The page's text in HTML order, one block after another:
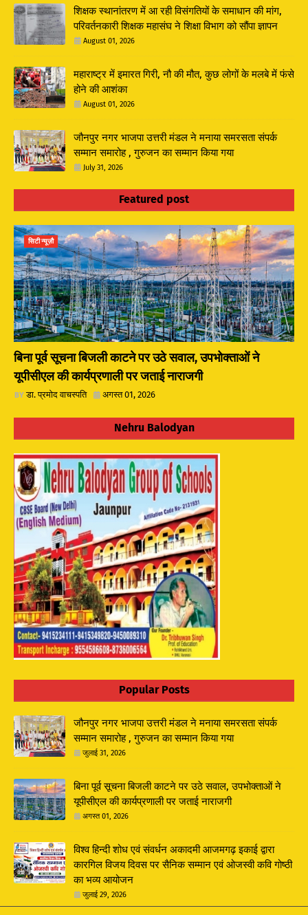
शिक्षक स्थानांतरण में आ रही विसंगतियों के समाधान की मांग,
परिवर्तनकारी शिक्षक महासंघ ने शिक्षा विभाग को सौंपा ज्ञापन
August 01, 2026
महाराष्ट्र में इमारत गिरी, नौ की मौत, कुछ लोगों के मलबे में फंसे
होने की आशंका
August 01, 2026
जौनपुर नगर भाजपा उत्तरी मंडल ने मनाया समरसता संपर्क
सम्मान समारोह , गुरुजन का सम्मान किया गया
July 31, 2026
Featured post
सिटी न्यूज़ौ
बिना पूर्व सूचना बिजली काटने पर उठे सवाल, उपभोक्ताओं ने
यूपीसीएल की कार्यप्रणाली पर जताई नाराजगी
डा. प्रमोद वाचस्पति अगस्त 01, 2026
Nehru Balodyan
Popular Posts
जौनपुर नगर भाजपा उत्तरी मंडल ने मनाया समरसता संपर्क
सम्मान समारोह , गुरुजन का सम्मान किया गया
जुलाई 31, 2026
बिना पूर्व सूचना बिजली काटने पर उठे सवाल, उपभोक्ताओं ने
यूपीसीएल की कार्यप्रणाली पर जताई नाराजगी
अगस्त 01, 2026
विश्व हिन्दी शोध एवं संवर्धन अकादमी आजमगढ़ इकाई द्वारा
कारगिल विजय दिवस पर सैनिक सम्मान एवं ओजस्वी कवि गोष्ठी
का भव्य आयोजन
जुलाई 29, 2026